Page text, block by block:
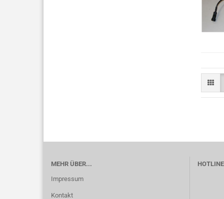
MEHR ÜBER...
Impressum
Kontakt